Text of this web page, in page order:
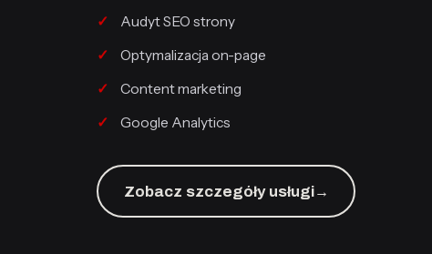
Audyt SEO strony
Optymalizacja on-page
Content marketing
Google Analytics
Zobacz szczegóły usługi→